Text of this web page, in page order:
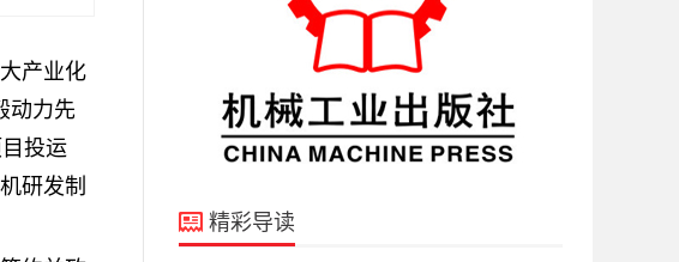
产业化
动力先
投运
研发制
精彩导读